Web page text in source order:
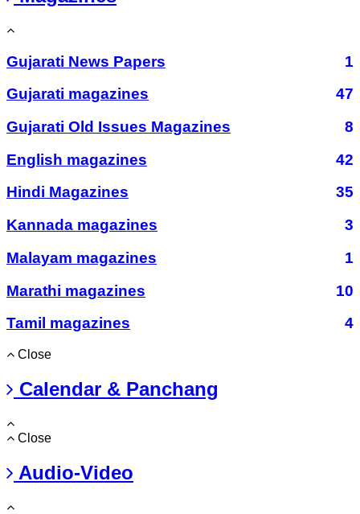
Gujarati News Papers
1
Gujarati magazines
47
Gujarati Old Issues Magazines
8
English magazines
42
Hindi Magazines
35
Kannada magazines
3
Malayam magazines
1
Marathi magazines
10
Tamil magazines
4
Close
Calendar & Panchang
Close
Audio-Video